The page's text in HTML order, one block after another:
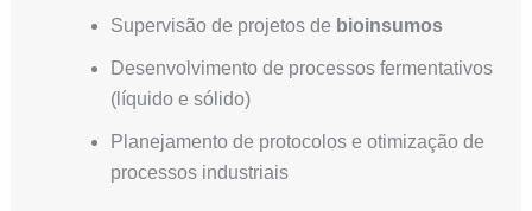
Supervisão de projetos de bioinsumos
Desenvolvimento de processos fermentativos
(líquido e sólido)
Planejamento de protocolos e otimização de
processos industriais